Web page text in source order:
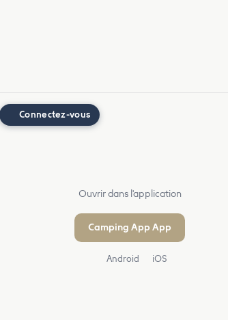
Connectez-vous
Ouvrir dans l'application
Camping App App
Android iOS